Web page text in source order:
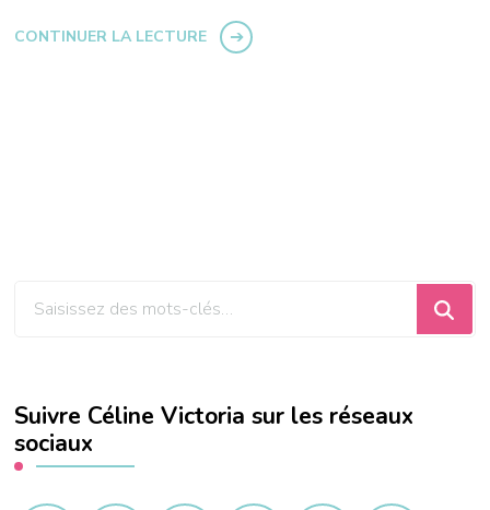
CONTINUER LA LECTURE
?
Suivre Céline Victoria sur les réseaux
sociaux